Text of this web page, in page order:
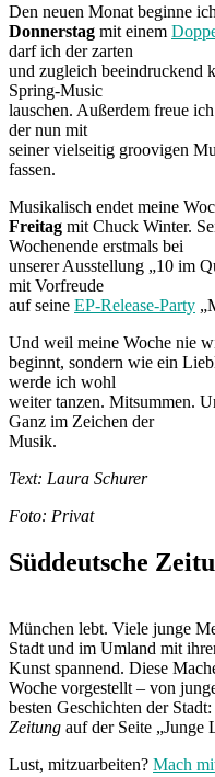
Den neuen Monat beginne ich
Donnerstag mit einem
darf ich der zarten
und zugleich beeindruckend
Spring-Music
lauschen. Außerdem freue
der nun mit
seiner vielseitig groovigen
fassen.
Musikalisch endet meine
Freitag mit Chuck Winter.
Wochenende erstmals bei
unserer Ausstellung „10 im
mit Vorfreude
auf seine EP-Release-Party
Und weil meine Woche nie
beginnt, sondern wie ein
werde ich wohl
weiter tanzen. Mitsummen.
Ganz im Zeichen der
Musik.
Text: Laura Schurer
Foto: Privat
Süddeutsche
München lebt. Viele junge
Stadt und im Umland mit
Kunst spannend. Diese
Woche vorgestellt – von
besten Geschichten der
Zeitung auf der Seite „Junge
Lust, mitzuarbeiten? Mach